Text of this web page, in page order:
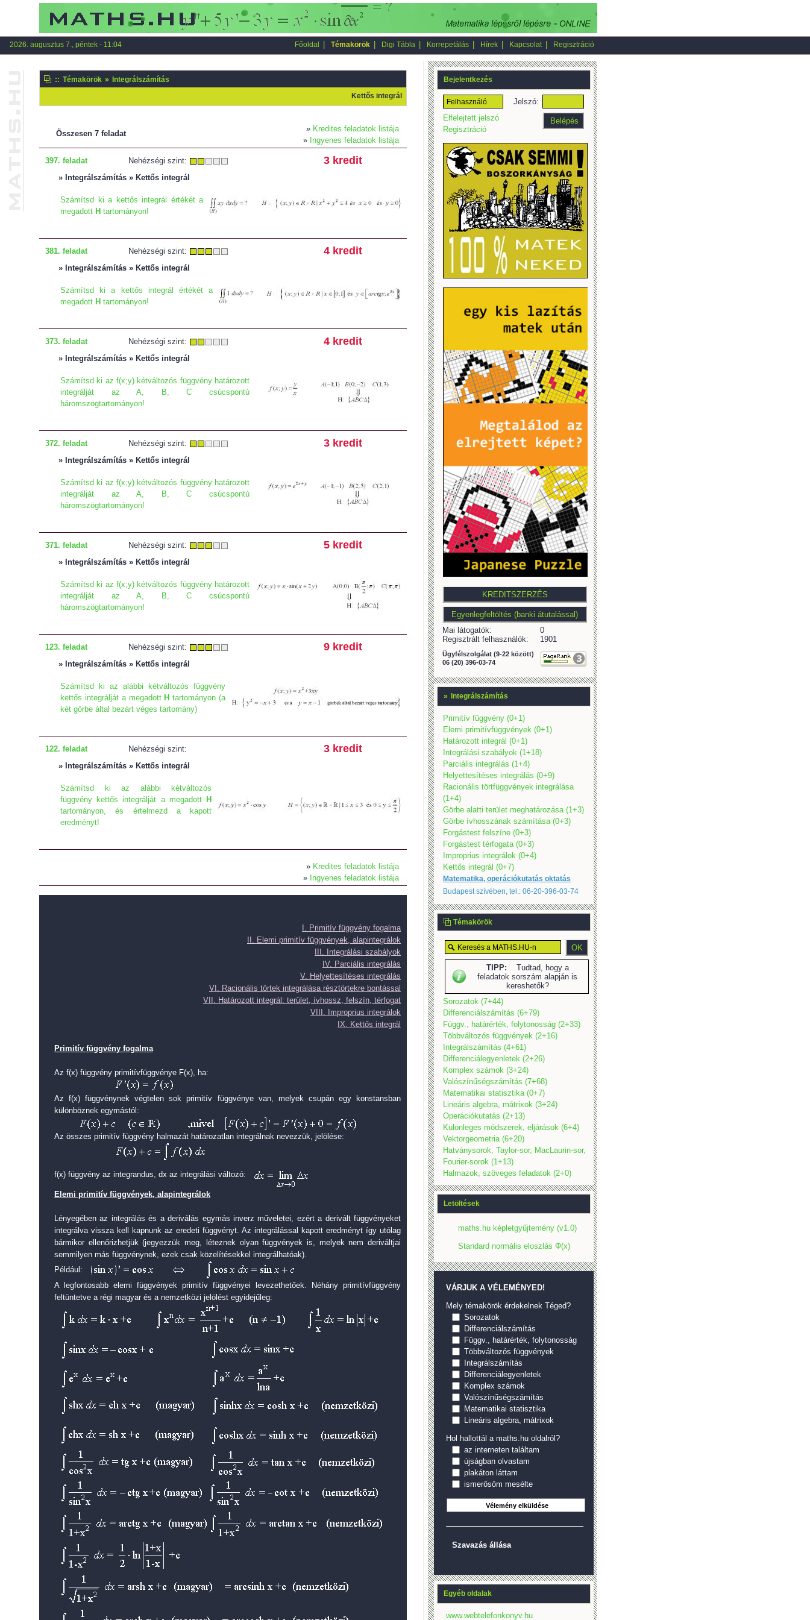
2026. augusztus 7., péntek - 11:04 Főoldal Témakörök Digi Tábla Korrepetálás Hírek Kapcsolat Regisztráció
:: Témakörök »
Integrálszámítás
Kettős integrál
Összesen 7 feladat
» Kredites feladatok listája
» Ingyenes feladatok listája
397. feladat Nehézségi szint: 3 kredit
» Integrálszámítás » Kettős integrál
Számítsd ki a kettős integrál értékét a
megadott H tartományon!
381. feladat Nehézségi szint: 4 kredit
» Integrálszámítás » Kettős integrál
Számítsd ki a kettős integrál értékét a
megadott H tartományon!
373. feladat Nehézségi szint: 4 kredit
» Integrálszámítás » Kettős integrál
Számítsd ki az f(x;y) kétváltozós függvény határozott
integrálját az A, B, C csúcspontú
háromszögtartományon!
372. feladat Nehézségi szint: 3 kredit
» Integrálszámítás » Kettős integrál
Számítsd ki az f(x;y) kétváltozós függvény határozott
integrálját az A, B, C csúcspontú
háromszögtartományon!
371. feladat Nehézségi szint: 5 kredit
» Integrálszámítás » Kettős integrál
Számítsd ki az f(x;y) kétváltozós függvény határozott
integrálját az A, B, C csúcspontú
háromszögtartományon!
123. feladat Nehézségi szint: 9 kredit
» Integrálszámítás » Kettős integrál
Számítsd ki az alábbi kétváltozós függvény
kettős integrálját a megadott H tartományon (a
két görbe által bezárt véges tartomány)
122. feladat Nehézségi szint: 3 kredit
» Integrálszámítás » Kettős integrál
Számítsd ki az alábbi kétváltozós
függvény kettős integrálját a megadott H
tartományon, és értelmezd a kapott
eredményt!
» Kredites feladatok listája
» Ingyenes feladatok listája
I. Primitív függvény fogalma
II. Elemi primitív függvények, alapintegrálok
III. Integrálási szabályok
IV. Parciális integrálás
V. Helyettesítéses integrálás
VI. Racionális törtek integrálása résztörtekre bontással
VII. Határozott integrál: terület, ívhossz, felszín, térfogat
VIII. Improprius integrálok
IX. Kettős integrál
Primitív függvény fogalma
Az f(x) függvény primitívfüggvénye F(x), ha:
Az f(x) függvénynek végtelen sok primitív függvénye van, melyek csupán egy konstansban
különböznek egymástól:
Az összes primitív függvény halmazát határozatlan integrálnak nevezzük, jelölése:
f(x) függvény az integrandus, dx az integrálási változó:
Elemi primitív függvények, alapintegrálok
Lényegében az integrálás és a deriválás egymás inverz műveletei, ezért a derivált függvényeket
integrálva vissza kell kapnunk az eredeti függvényt. Az integrálással kapott eredményt így utólag
bármikor ellenőrizhetjük (jegyezzük meg, léteznek olyan függvények is, melyek nem deriváltjai
semmilyen más függvénynek, ezek csak közelítésekkel integrálhatóak).
Például:
A legfontosabb elemi függvények primitív függvényei levezethetőek. Néhány primitívfüggvény
feltüntetve a régi magyar és a nemzetközi jelölést egyidejűleg:
Bejelentkezés
Jelszó:
Elfelejtett jelszó
Regisztráció
Mai látogatók:
0
Regisztrált felhasználók:
1901
Ügyfélszolgálat (9-22 között)
06 (20) 396-03-74
» Integrálszámítás
Primitív függvény (0+1)
Elemi primitívfüggvények (0+1)
Határozott integrál (0+1)
Integrálási szabályok (1+18)
Parciális integrálás (1+4)
Helyettesítéses integrálás (0+9)
Racionális törtfüggvények integrálása
(1+4)
Görbe alatti terület meghatározása (1+3)
Görbe ívhosszának számítása (0+3)
Forgástest felszíne (0+3)
Forgástest térfogata (0+3)
Improprius integrálok (0+4)
Kettős integrál (0+7)
Matematika, operációkutatás oktatás
Budapest szívében, tel.: 06-20-396-03-74
Témakörök
TIPP: Tudtad, hogy a
feladatok sorszám alapján is
kereshetők?
Sorozatok (7+44)
Differenciálszámítás (6+79)
Függv., határérték, folytonosság (2+33)
Többváltozós függvények (2+16)
Integrálszámítás (4+61)
Differenciálegyenletek (2+26)
Komplex számok (3+24)
Valószínűségszámítás (7+68)
Matematikai statisztika (0+7)
Lineáris algebra, mátrixok (3+24)
Operációkutatás (2+13)
Különleges módszerek, eljárások (6+4)
Vektorgeometria (6+20)
Hatványsorok, Taylor-sor, MacLaurin-sor,
Fourier-sorok (1+13)
Halmazok, szöveges feladatok (2+0)
Letöltések
maths.hu képletgyűjtemény (v1.0)
Standard normális eloszlás Φ(x)
VÁRJUK A VÉLEMÉNYED!
Mely témakörök érdekelnek Téged?
Sorozatok
Differenciálszámítás
Függv., határérték, folytonosság
Többváltozós függvények
Integrálszámítás
Differenciálegyenletek
Komplex számok
Valószínűségszámítás
Matematikai statisztika
Lineáris algebra, mátrixok
Hol hallottál a maths.hu oldalról?
az interneten találtam
újságban olvastam
plakáton láttam
ismerősöm mesélte
Szavazás állása
Egyéb oldalak
www.webtelefonkonyv.hu